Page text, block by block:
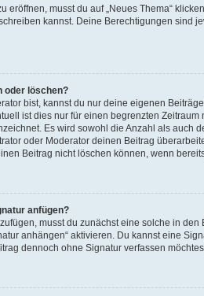
eröffnen, musst du auf „Neues Thema“
kannst. Deine Berechtigungen sind
oder löschen?
bist, kannst du nur deine eigenen
ist dies nur für einen begrenzten
Es wird sowohl die Anzahl als
oder Moderator deinen Beitrag
Beitrag nicht löschen können, wenn
anfügen?
musst du zunächst eine solche in
anhängen“ aktivieren. Du kannst eine
dennoch ohne Signatur verfassen